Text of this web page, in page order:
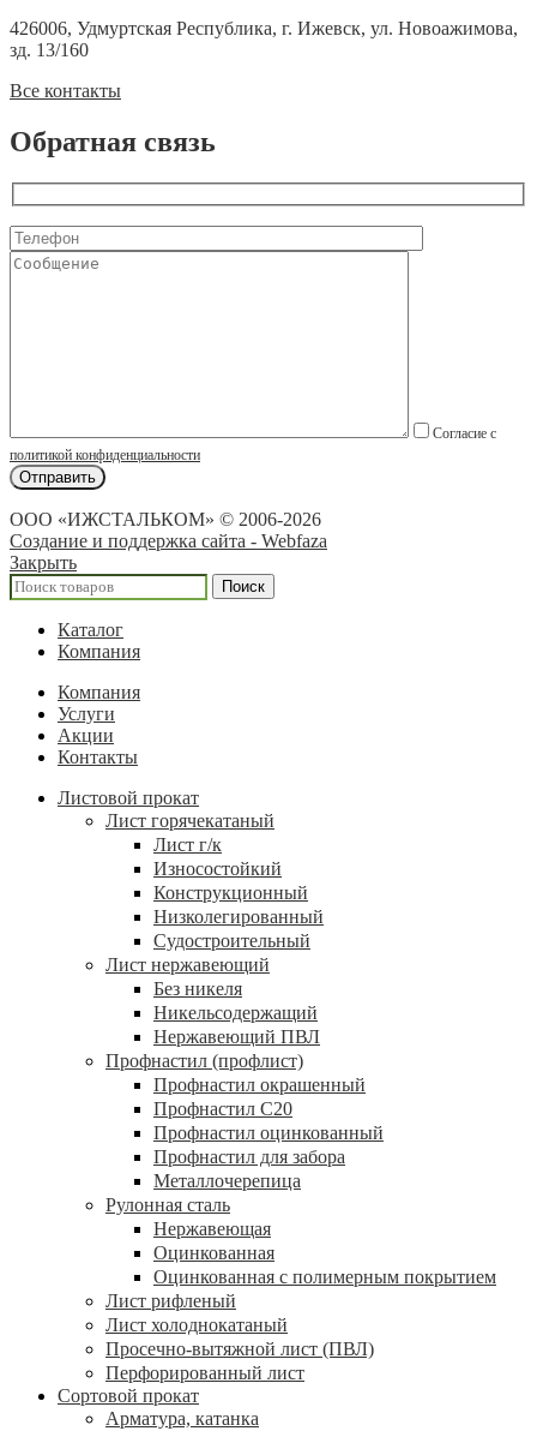
426006, Удмуртская Республика, г. Ижевск, ул. Новоажимова,
зд. 13/160
Все контакты
Обратная связь
Согласие с
политикой конфиденциальности
ООО «ИЖСТАЛЬКОМ» © 2006-2026
Создание и поддержка сайта - Webfaza
Закрыть
Поиск
Каталог
Компания
Компания
Услуги
Акции
Контакты
Листовой прокат
Лист горячекатаный
Лист г/к
Износостойкий
Конструкционный
Низколегированный
Судостроительный
Лист нержавеющий
Без никеля
Никельсодержащий
Нержавеющий ПВЛ
Профнастил (профлист)
Профнастил окрашенный
Профнастил С20
Профнастил оцинкованный
Профнастил для забора
Металлочерепица
Рулонная сталь
Нержавеющая
Оцинкованная
Оцинкованная с полимерным покрытием
Лист рифленый
Лист холоднокатаный
Просечно-вытяжной лист (ПВЛ)
Перфорированный лист
Сортовой прокат
Арматура, катанка